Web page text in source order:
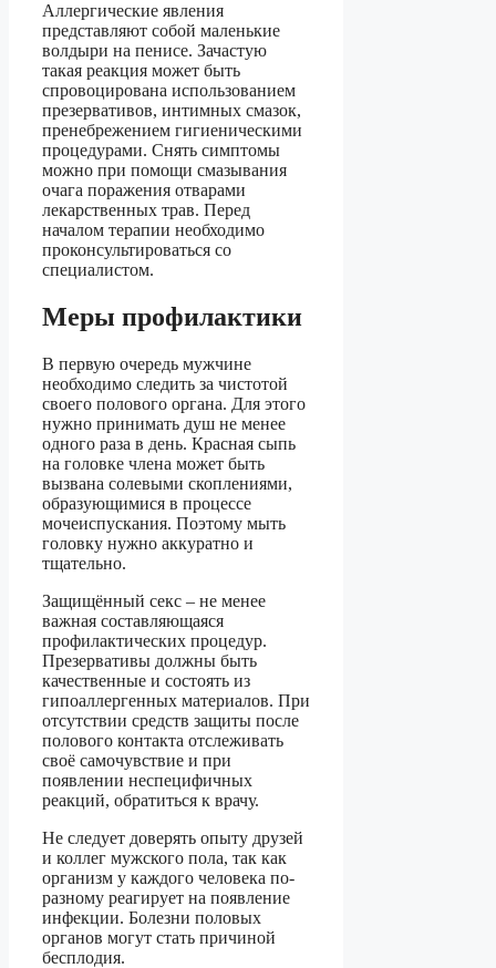
Аллергические явления
представляют собой маленькие
волдыри на пенисе. Зачастую
такая реакция может быть
спровоцирована использованием
презервативов, интимных смазок,
пренебрежением гигиеническими
процедурами. Снять симптомы
можно при помощи смазывания
очага поражения отварами
лекарственных трав. Перед
началом терапии необходимо
проконсультироваться со
специалистом.
Меры профилактики
В первую очередь мужчине
необходимо следить за чистотой
своего полового органа. Для этого
нужно принимать душ не менее
одного раза в день. Красная сыпь
на головке члена может быть
вызвана солевыми скоплениями,
образующимися в процессе
мочеиспускания. Поэтому мыть
головку нужно аккуратно и
тщательно.
Защищённый секс – не менее
важная составляющаяся
профилактических процедур.
Презервативы должны быть
качественные и состоять из
гипоаллергенных материалов. При
отсутствии средств защиты после
полового контакта отслеживать
своё самочувствие и при
появлении неспецифичных
реакций, обратиться к врачу.
Не следует доверять опыту друзей
и коллег мужского пола, так как
организм у каждого человека по-
разному реагирует на появление
инфекции. Болезни половых
органов могут стать причиной
бесплодия.